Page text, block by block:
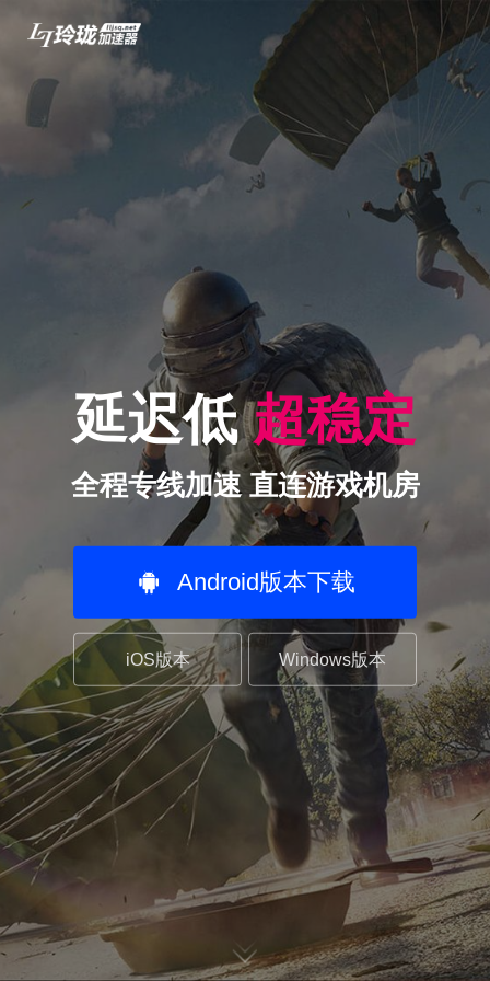
延迟低超稳定
全程专线加速 直连游戏机房
Android版本下载
iOS版本 Windows版本